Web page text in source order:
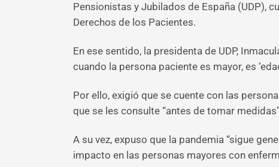
Pensionistas y Jubilados de España (UDP),
Derechos de los Pacientes.
En ese sentido, la presidenta de UDP,
cuando la persona paciente es mayor, es
Por ello, exigió que se cuente con las
que se les consulte “antes de tomar
A su vez, expuso que la pandemia “sigue
impacto en las personas mayores con